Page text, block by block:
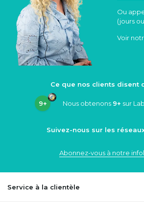
Ou
(jours
Voir
Ce que nos clients disent
9+ Nous obtenons 9+ sur
Suivez-nous sur les
Abonnez-vous à notre
Service à la clientèle